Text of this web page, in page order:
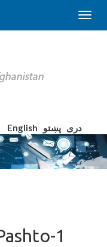
English دری پښتو
1